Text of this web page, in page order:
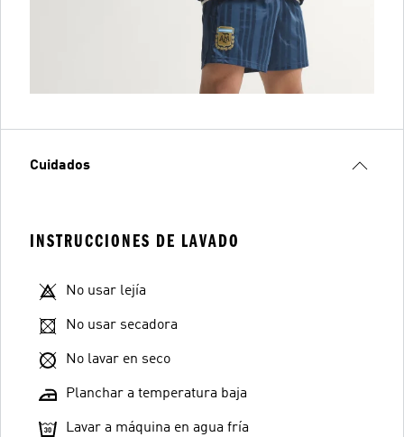
Cuidados
INSTRUCCIONES DE LAVADO
No usar lejía
No usar secadora
No lavar en seco
Planchar a temperatura baja
Lavar a máquina en agua fría